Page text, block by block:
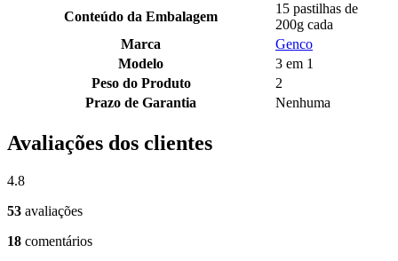
Conteúdo da Embalagem
15 pastilhas de
200g cada
Marca
Genco
Modelo
3 em 1
Peso do Produto
2
Prazo de Garantia
Nenhuma
Avaliações dos clientes
4.8
53 avaliações
18 comentários